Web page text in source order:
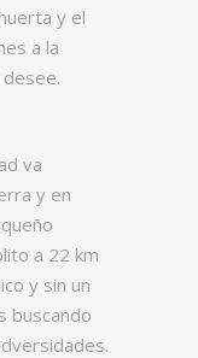
y el
a la
va
y en
a 22 km
y sin un
buscando